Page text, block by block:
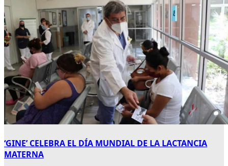
‘GINE’ CELEBRA EL DÍA MUNDIAL DE LA LACTANCIA
MATERNA